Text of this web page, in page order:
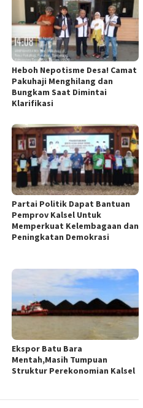
Heboh Nepotisme Desa! Camat
Pakuhaji Menghilang dan
Bungkam Saat Dimintai
Klarifikasi
Partai Politik Dapat Bantuan
Pemprov Kalsel Untuk
Memperkuat Kelembagaan dan
Peningkatan Demokrasi
Ekspor Batu Bara
Mentah,Masih Tumpuan
Struktur Perekonomian Kalsel